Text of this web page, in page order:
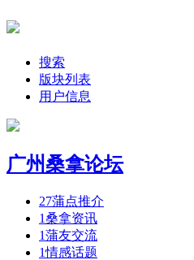
搜索
版块列表
用户信息
广州桑拿论坛
27蒲点推介
1桑拿资讯
1蒲友交流
1情感话题